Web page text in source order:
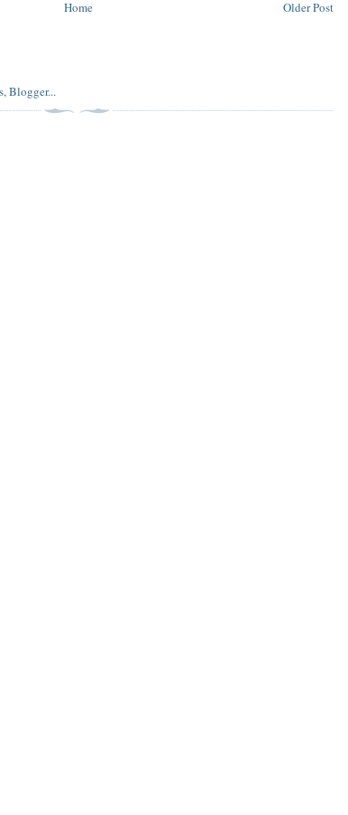
Older Post
Home